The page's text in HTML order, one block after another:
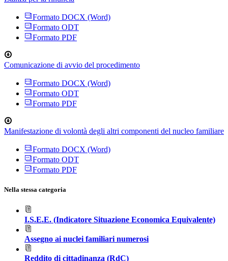
Formato DOCX (Word)
Formato ODT
Formato PDF
Comunicazione di avvio del procedimento
Formato DOCX (Word)
Formato ODT
Formato PDF
Manifestazione di volontà degli altri componenti del nucleo familiare
Formato DOCX (Word)
Formato ODT
Formato PDF
Nella stessa categoria
I.S.E.E. (Indicatore Situazione Economica Equivalente)
Assegno ai nuclei familiari numerosi
Reddito di cittadinanza (RdC)